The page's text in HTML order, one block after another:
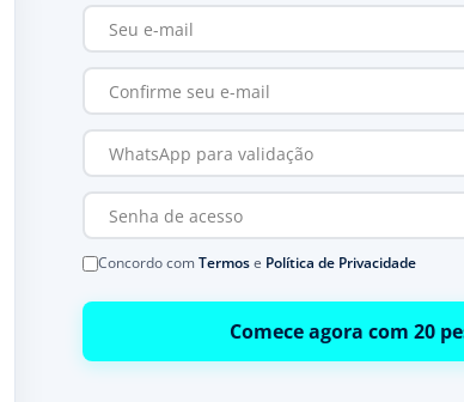
Concordo comTermose Política de Privacidade
Comece agora com 20